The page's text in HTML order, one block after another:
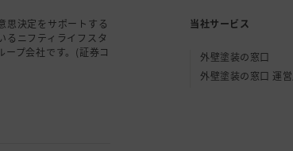
当社サービス
外壁塗装の窓口
外壁塗装の窓口 運
思決定をサポートする
るニフティライフスタ
プ会社です。(証券コ